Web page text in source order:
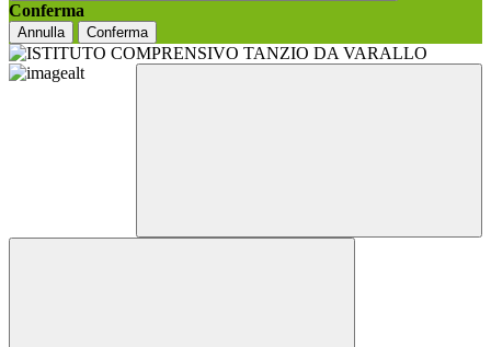
Conferma
Annulla Conferma